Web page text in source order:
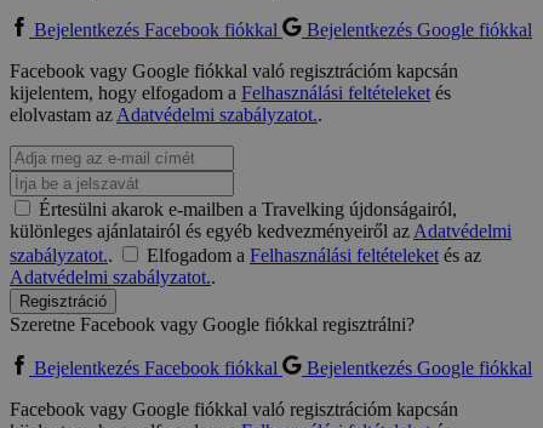
Bejelentkezés Facebook fiókkal
Bejelentkezés Google fiókkal
Facebook vagy Google fiókkal való regisztrációm kapcsán
kijelentem, hogy elfogadom a Felhasználási feltételeketés
elolvastam azAdatvédelmi szabályzatot..
Értesülni akarok e-mailben a Travelking újdonságairól,
különleges ajánlatairól és egyéb kedvezményeiről azAdatvédelmi
szabályzatot.. Elfogadom a Felhasználási feltételeketés az
Adatvédelmi szabályzatot..
Regisztráció
Szeretne Facebook vagy Google fiókkal regisztrálni?
Bejelentkezés Facebook fiókkal
Bejelentkezés Google fiókkal
Facebook vagy Google fiókkal való regisztrációm kapcsán